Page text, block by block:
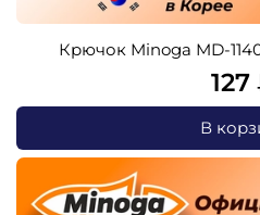
Крючок Minoga MD-
127
В